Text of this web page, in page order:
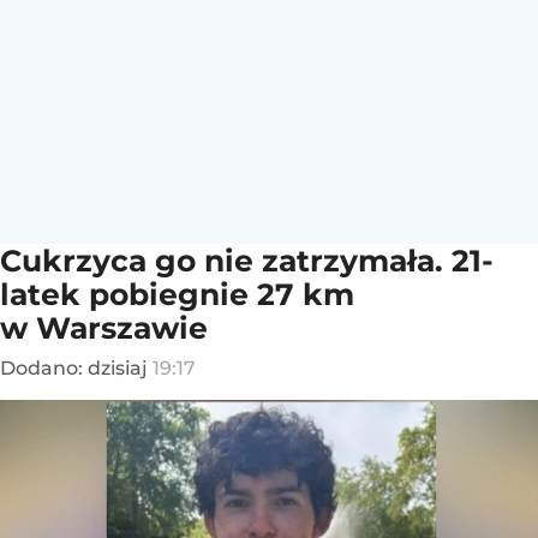
Cukrzyca go nie zatrzymała. 21-
latek pobiegnie 27 km
w Warszawie
Dodano: dzisiaj 19:17